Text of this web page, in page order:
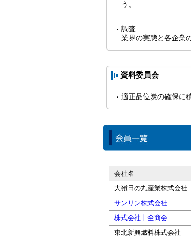
う。
調査
業界の実態と各企業
資料委員会
適正品位炭の確保に
会社名
大嶺日の丸産業株式会社
サンリン株式会社
株式会社十全商会
東北新興燃料株式会社